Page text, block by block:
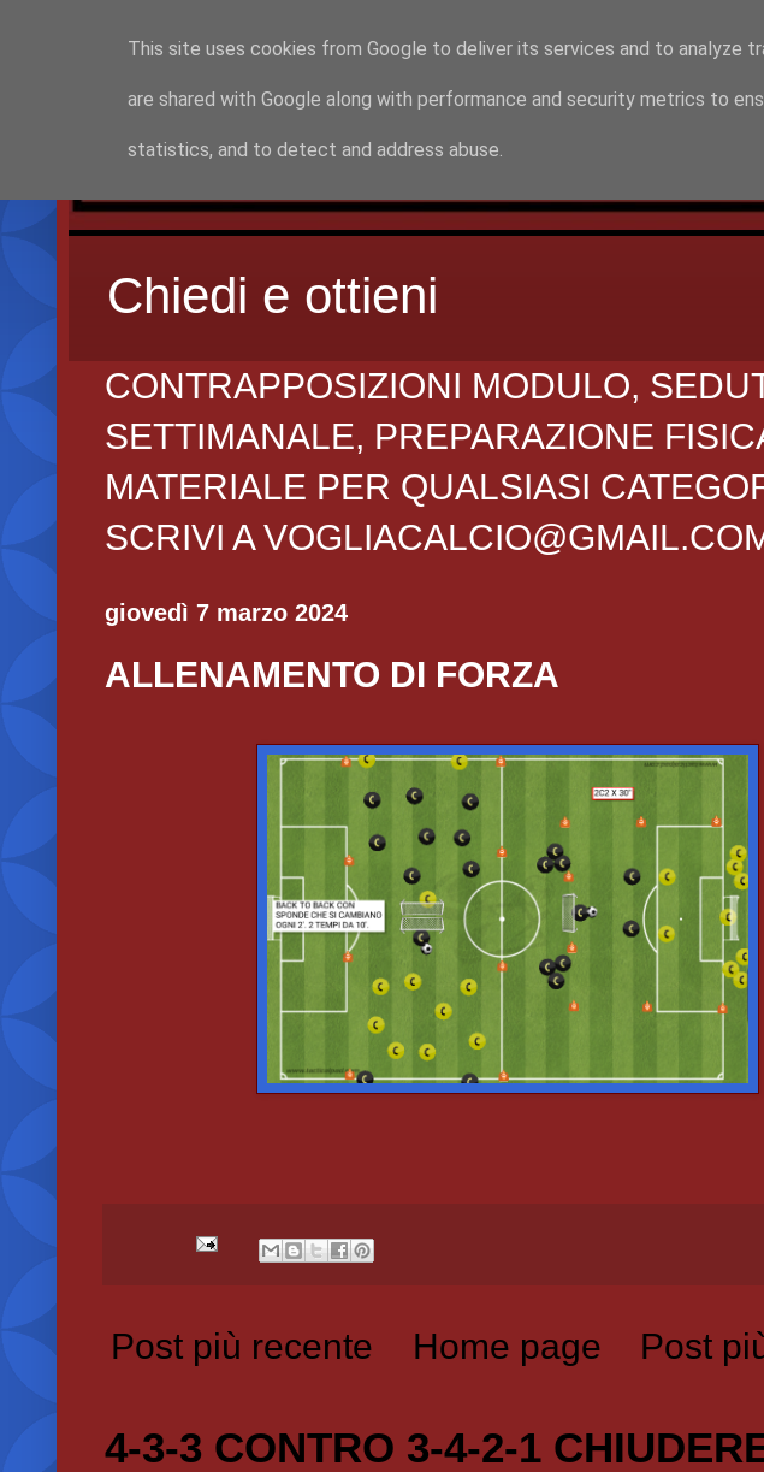
Chiedi e ottieni
CONTRAPPOSIZIONI MODULO,
SETTIMANALE, PREPARAZIONE
MATERIALE PER QUALSIASI
SCRIVI A
giovedì 7 marzo 2024
ALLENAMENTO DI FORZA
Post più recente Post
Home page
4-3-3 CONTRO 3-4-2-1
This site uses cookies from Google to deliver its services and to analyze
are shared with Google along with performance and security metrics to
statistics, and to detect and address abuse.